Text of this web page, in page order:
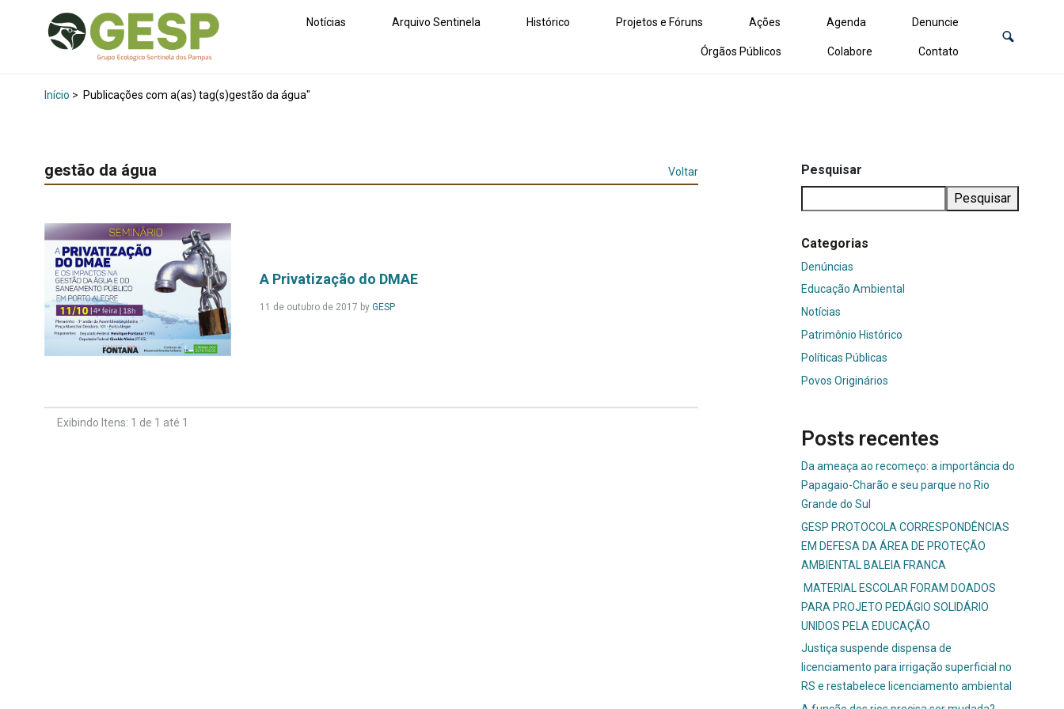
Notícias Arquivo Sentinela Histórico Projetos e Fóruns Ações Agenda Denuncie
Órgãos Públicos Colabore Contato
Início > Publicações com a(as) tag(s)gestão da água"
gestão da água Voltar
A Privatização do DMAE
11 de outubro de 2017 by GESPLeia
Exibindo Itens: 1 de 1 até 1
Pesquisar
Pesquisar
Categorias
Denúncias
Educação Ambiental
Notícias
Patrimônio Histórico
Políticas Públicas
Povos Originários
Posts recentes
Da ameaça ao recomeço: a importância do
Papagaio-Charão e seu parque no Rio
Grande do Sul
GESP PROTOCOLA CORRESPONDÊNCIAS
EM DEFESA DA ÁREA DE PROTEÇÃO
AMBIENTAL BALEIA FRANCA
MATERIAL ESCOLAR FORAM DOADOS
PARA PROJETO PEDÁGIO SOLIDÁRIO
UNIDOS PELA EDUCAÇÃO
Justiça suspende dispensa de
licenciamento para irrigação superficial no
RS e restabelece licenciamento ambiental